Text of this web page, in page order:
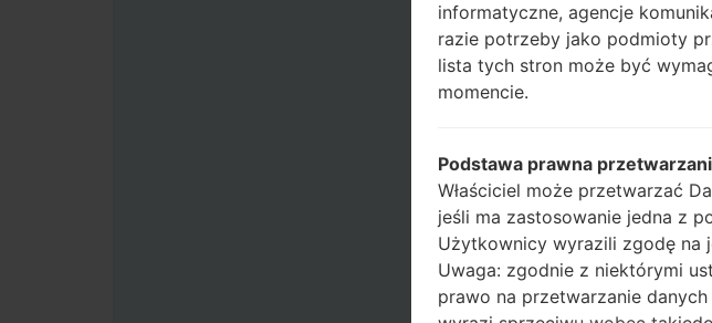
informatyczne, agencje
razie potrzeby jako podmioty
lista tych stron może być
momencie.
Podstawa prawna
Właściciel może przetwarzać
jeśli ma zastosowanie jedna z
Użytkownicy wyrazili zgodę na
Uwaga: zgodnie z niektórymi
prawo na przetwarzanie